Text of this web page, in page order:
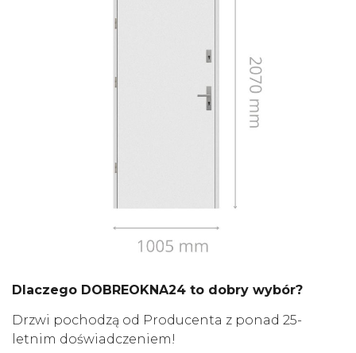
Dlaczego DOBREOKNA24 to dobry wybór?
Drzwi pochodzą od Producenta z ponad 25-
letnim doświadczeniem!